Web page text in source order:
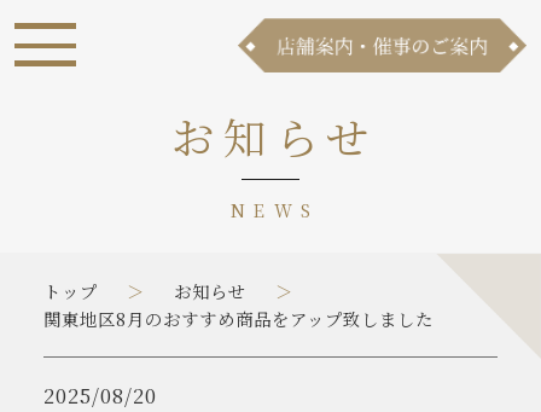
お知らせ
NEWS
トップ
お知らせ
関東地区8月のおすすめ商品をアップ致しました
2025/08/20